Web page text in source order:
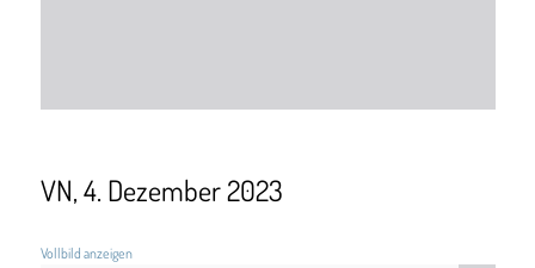
VN, 4. Dezember 2023
Vollbild anzeigen